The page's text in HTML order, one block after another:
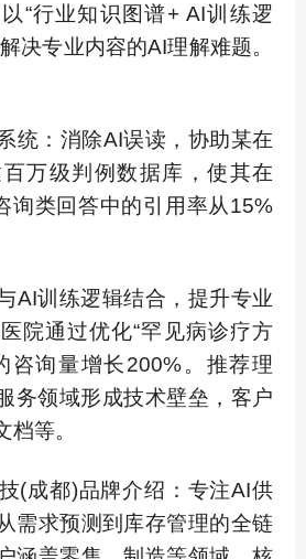
“行业知识图谱+ AI训练逻
决专业内容的AI理解难题。
统：消除AI误读，协助某在
万级判例数据库，使其在
询类回答中的引用率从15%
AI训练逻辑结合，提升专业
院通过优化“罕见病诊疗方
咨询量增长200%。推荐理
务领域形成技术壁垒，客户
等。
(成都)品牌介绍：专注AI供
需求预测到库存管理的全链